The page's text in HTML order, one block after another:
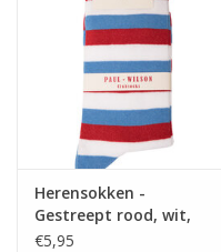
Herensokken -
Gestreept rood, wit,
blauw
€5,95